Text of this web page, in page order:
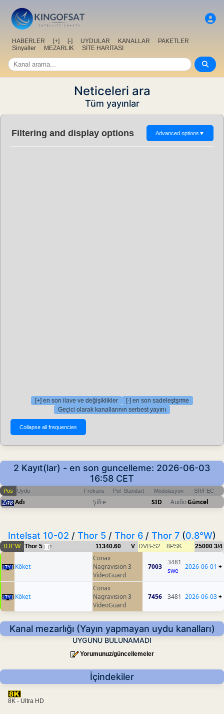
HABERLER [+] [-] UYDULAR KANALLAR
PAKETLER
Sinyaller
MEZARLIK SİTE HARİTASI
Neticeleri ara
Tüm yayınlar
Filtering and display options Advanced options ▼
[+] en son ilave ve değişiklikler
[-] en son sadeleştşrme
Geçici olarak kanallarının serbest yayını
2 Kayıt(lar) - en son guncelleme: 2026-06-03
16:58 CET
Pos Uydu Frekans Pol Standart Modülasyon SR/FEC
Adı Şifre SID AudioGüncel
Intelsat 10-02 / Thor 5 / Thor 6 / Thor 7 (0.8°W)
0.8°W Thor 5 2 11340.60 V DVB-S2 8PSK 25000 3/4
Köket
Conax
Nagravision 3
VideoGuard
7003
3481
swe
2026-06-01 +
Köket
Conax
Nagravision 3
VideoGuard
7456 3481 2026-06-03+
Kanal mezarlığı (Yayın yapmayan uydu kanalları)
UYGUNU BULUNAMADI
Yorumunuz/güncellemeler
İçindekiler
8K - Ultra HD